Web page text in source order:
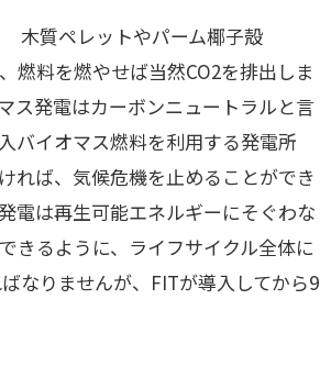
椰子殻
燃料を燃やせば当然CO2を排出しま
ス発電はカーボンニュートラルと言
バイオマス燃料を利用する発電所
れば、気候危機を止めることができ
電は再生可能エネルギーにそぐわな
きるように、ライフサイクル全体に
なりませんが、FITが導入してから9